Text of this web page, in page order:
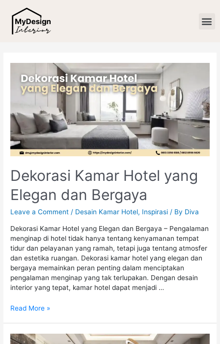
Dekorasi Kamar Hotel yang
Elegan dan Bergaya
Leave a Comment / Desain Kamar Hotel, Inspirasi / By Diva
Dekorasi Kamar Hotel yang Elegan dan Bergaya – Pengalaman
menginap di hotel tidak hanya tentang kenyamanan tempat
tidur dan pelayanan yang ramah, tetapi juga tentang atmosfer
dan estetika ruangan. Dekorasi kamar hotel yang elegan dan
bergaya memainkan peran penting dalam menciptakan
pengalaman menginap yang tak terlupakan. Dengan desain
interior yang tepat, kamar hotel dapat menjadi …
Read More »